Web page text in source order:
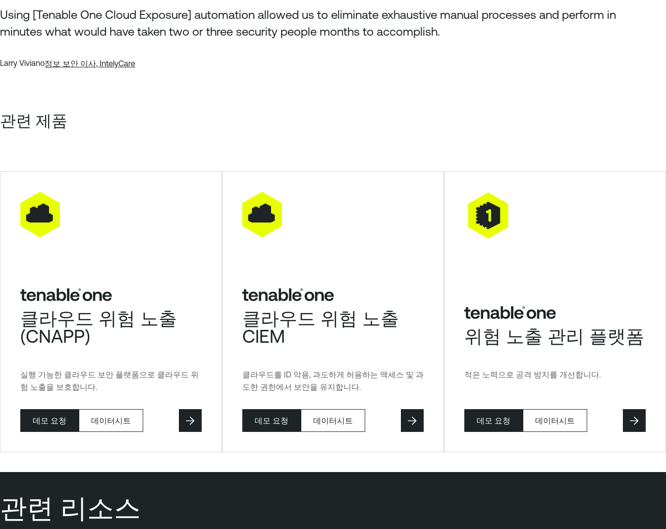
Using [Tenable One Cloud Exposure] automation allowed us to eliminate exhaustive manual processes and perform in
minutes what would have taken two or three security people months to accomplish.
Larry Viviano정보 보안 이사, IntelyCare
관련 제품
클라우드 위험 노출
(CNAPP)
실행 가능한 클라우드 보안 플랫폼으로 클라우드 위
험 노출을 보호합니다.
데모 요청 데이터시트
클라우드 위험 노출
CIEM
클라우드를 ID 악용, 과도하게 허용하는 액세스 및 과
도한 권한에서 보안을 유지합니다.
데모 요청 데이터시트
위험 노출 관리 플랫폼
적은 노력으로 공격 방지를 개선합니다.
데모 요청 데이터시트
관련 리소스